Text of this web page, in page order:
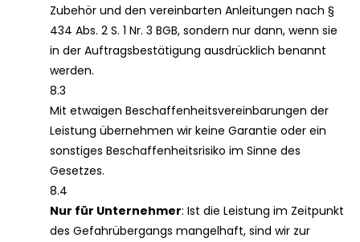
Zubehör und den vereinbarten Anleitungen nach §
434 Abs. 2 S. 1 Nr. 3 BGB, sondern nur dann, wenn sie
in der Auftragsbestätigung ausdrücklich benannt
werden.
8.3
Mit etwaigen Beschaffenheitsvereinbarungen der
Leistung übernehmen wir keine Garantie oder ein
sonstiges Beschaffenheitsrisiko im Sinne des
Gesetzes.
8.4
Nur für Unternehmer: Ist die Leistung im Zeitpunkt
des Gefahrübergangs mangelhaft, sind wir zur